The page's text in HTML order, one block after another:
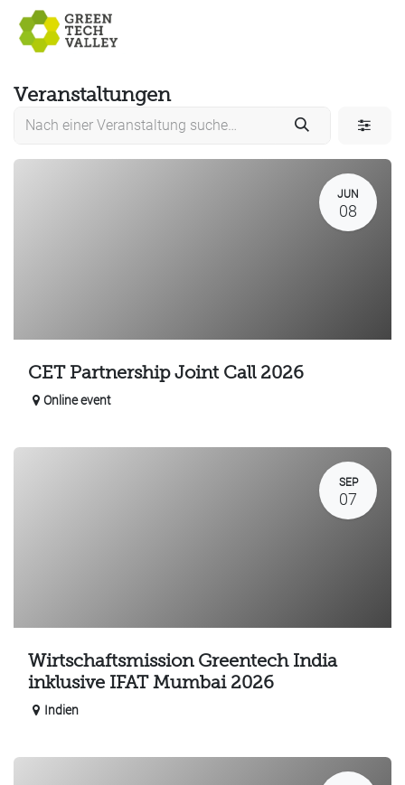
Zum Inhalt springen
Veranstaltungen
JUN
08
CET Partnership Joint Call 2026
Online event
SEP
07
Wirtschaftsmission Greentech India
inklusive IFAT Mumbai 2026
Indien